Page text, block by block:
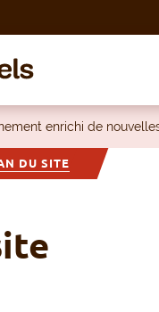
enrichi de
DU SITE